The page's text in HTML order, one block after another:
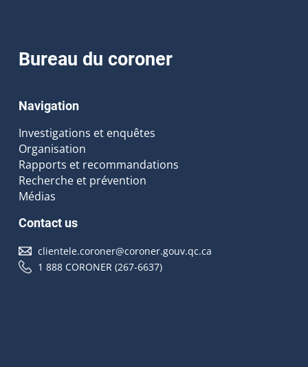
Bureau du coroner
Navigation
Investigations et enquêtes
Organisation
Rapports et recommandations
Recherche et prévention
Médias
Contact us
clientele.coroner@coroner.gouv.qc.ca
1 888 CORONER (267-6637)